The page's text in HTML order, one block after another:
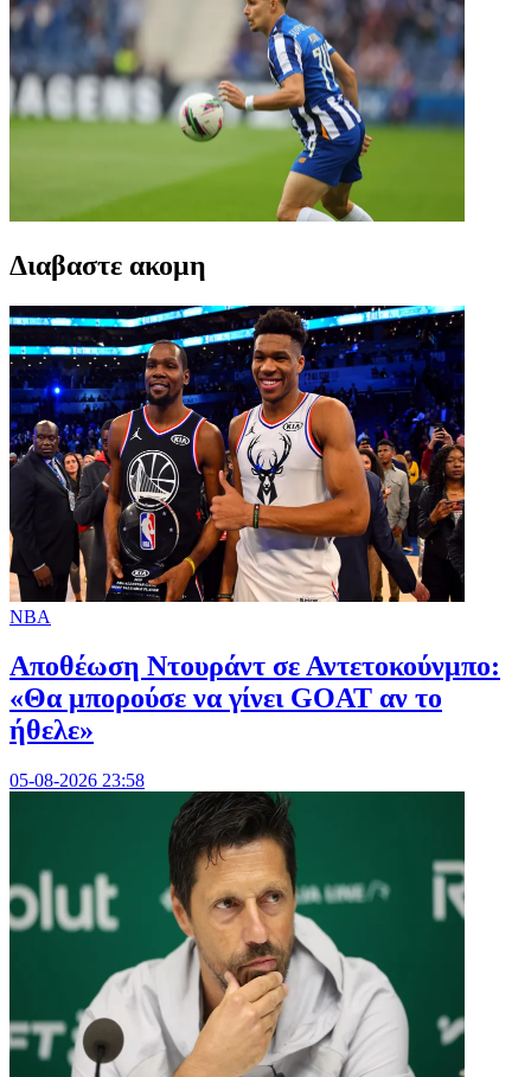
Διαβαστε ακομη
NBA
Αποθέωση Ντουράντ σε Αντετοκούνμπο:
«Θα μπορούσε να γίνει GOAT αν το
ήθελε»
05-08-2026 23:58